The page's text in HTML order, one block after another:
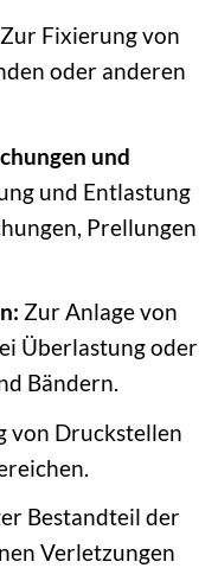
Zur Fixierung von
oder anderen
und
und Entlastung
Prellungen
Zur Anlage von
Überlastung oder
Bändern.
von Druckstellen
Bestandteil der
Verletzungen